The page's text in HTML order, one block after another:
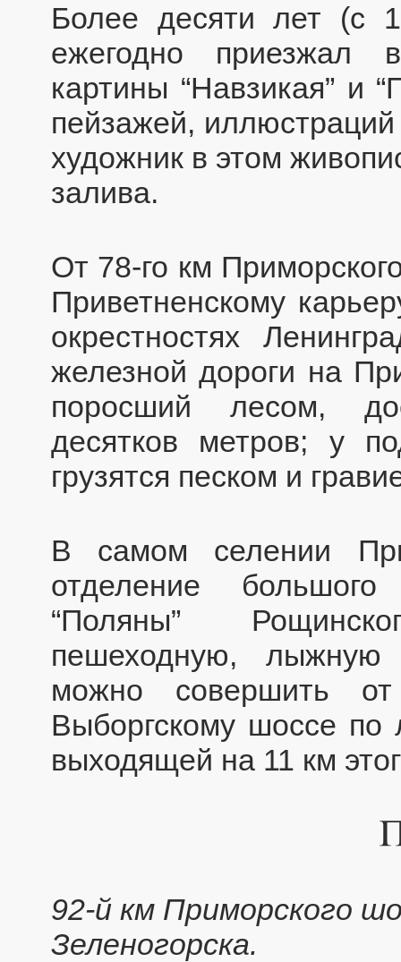
Более десяти лет (с
ежегодно приезжал
картины “Навзикая” и
пейзажей,
художник в этом
залива.
От 78-го км
Приветненскому
окрестностях
железной дороги на
поросший лесом,
десятков метров; у
грузятся песком и
В самом селении
отделение большого
“Поляны”
пешеходную, лыжную
можно совершить
Выборгскому шоссе
выходящей на 11 км
92-й км Приморского
Зеленогорска.